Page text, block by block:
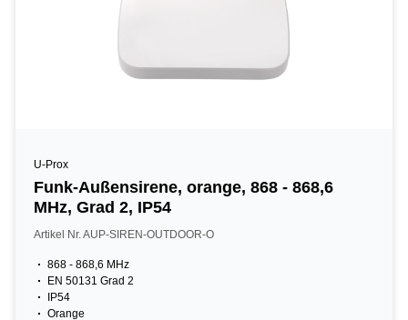
U-Prox
Funk-Außensirene, orange, 868 - 868,6
MHz, Grad 2, IP54
Artikel Nr. AUP-SIREN-OUTDOOR-O
868 - 868,6 MHz
EN 50131 Grad 2
IP54
Orange